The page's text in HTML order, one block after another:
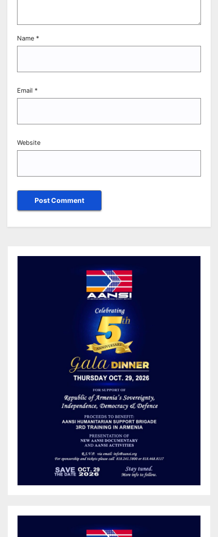
Name *
Email *
Website